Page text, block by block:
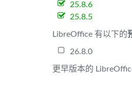
25.8.6
25.8.5
LibreOffice 有以下的
26.8.0
更早版本的